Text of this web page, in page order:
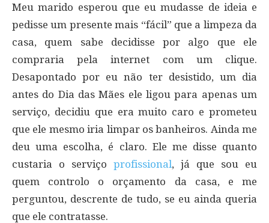
Meu marido esperou que eu mudasse de ideia e
pedisse um presente mais “fácil” que a limpeza da
casa, quem sabe decidisse por algo que ele
compraria pela internet com um clique.
Desapontado por eu não ter desistido, um dia
antes do Dia das Mães ele ligou para apenas um
serviço, decidiu que era muito caro e prometeu
que ele mesmo iria limpar os banheiros. Ainda me
deu uma escolha, é claro. Ele me disse quanto
custaria o serviço profissional, já que sou eu
quem controlo o orçamento da casa, e me
perguntou, descrente de tudo, se eu ainda queria
que ele contratasse.